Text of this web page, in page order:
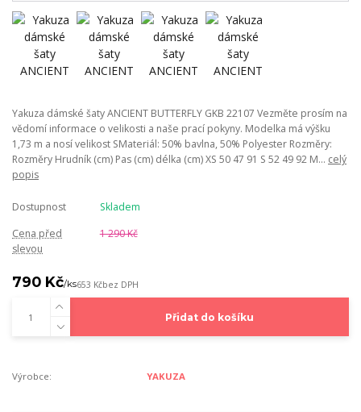
Yakuza dámské šaty ANCIENT BUTTERFLY GKB 22107 Vezměte prosím na
vědomí informace o velikosti a naše prací pokyny. Modelka má výšku
1,73 m a nosí velikost SMateriál: 50% bavlna, 50% Polyester Rozměry:
Rozměry Hrudník (cm) Pas (cm) délka (cm) XS 50 47 91 S 52 49 92 M... celý
popis
Dostupnost
Skladem
Cena před
slevou
1 290 Kč
790 Kč/ks653 Kčbez DPH
Přidat do košíku
Výrobce: YAKUZA